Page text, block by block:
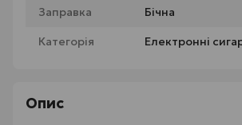
Заправка Бічна
Категорія Електронні
Опис